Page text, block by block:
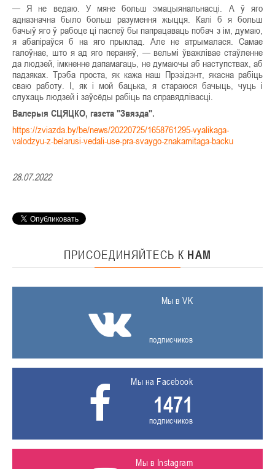
— Я не ведаю. У мяне больш эмацыянальнасці. А ў яго
адназначна было больш разумення жыцця. Калі б я больш
бачыў яго ў рабоце ці паспеў бы папрацаваць побач з ім, думаю,
я абапіраўся б на яго прыклад. Але не атрымалася. Самае
галоўнае, што я ад яго пераняў, — вельмі ўважлівае стаўленне
да людзей, імкненне дапамагаць, не думаючы аб наступствах, аб
падзяках. Трэба проста, як кажа наш Прэзідэнт, якасна рабіць
сваю работу. І, як і мой бацька, я стараюся бачыць, чуць і
слухаць людзей і заўсёды рабіць па справядлівасці.
Валерыя СЦЯЦКО, газета "Звязда".
https://zviazda.by/be/news/20220725/1658761295-vyalikaga-
valodzyu-z-belarusi-vedali-use-pra-svaygo-znakamitaga-backu
28.07.2022
ПРИСОЕДИНЯЙТЕСЬ К НАМ
Мы в VK
подписчиков
Мы на Facebook
1471
подписчиков
Мы в Instagram